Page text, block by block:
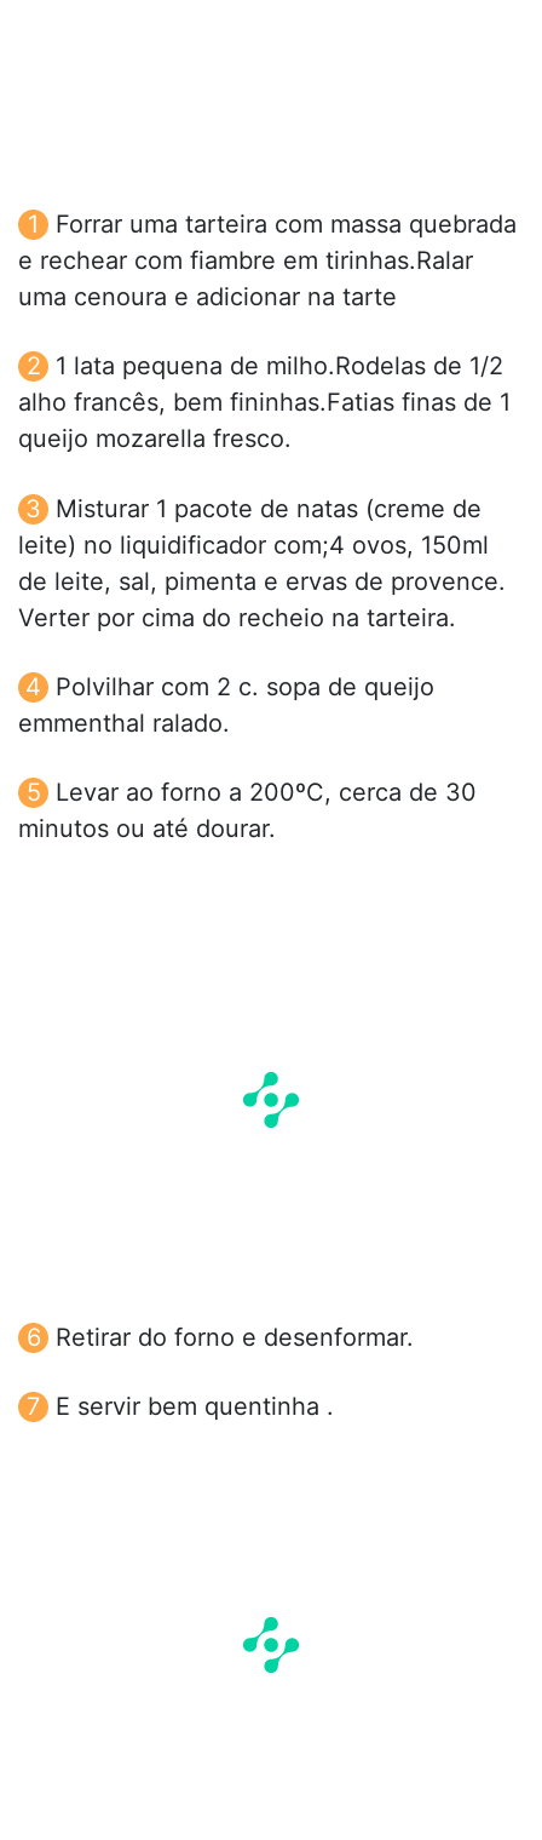
Forrar uma tarteira com massa quebrada
e rechear com fiambre em tirinhas.Ralar
uma cenoura e adicionar na tarte
1 lata pequena de milho.Rodelas de 1/2
alho francês, bem fininhas.Fatias finas de 1
queijo mozarella fresco.
Misturar 1 pacote de natas (creme de
leite) no liquidificador com;4 ovos, 150ml
de leite, sal, pimenta e ervas de provence.
Verter por cima do recheio na tarteira.
Polvilhar com 2 c. sopa de queijo
emmenthal ralado.
Levar ao forno a 200ºC, cerca de 30
minutos ou até dourar.
Retirar do forno e desenformar.
E servir bem quentinha .